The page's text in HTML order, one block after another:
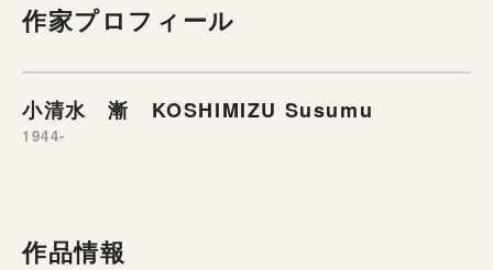
作家プロフィール
小清水 漸 KOSHIMIZU Susumu
1944-
作品情報